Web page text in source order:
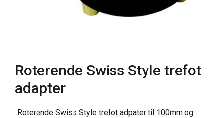
Roterende Swiss Style trefot
adapter
Roterende Swiss Style trefot adpater til 100mm og